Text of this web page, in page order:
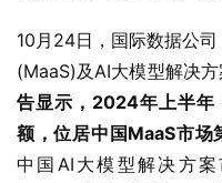
10月24日，国际数据公
(MaaS)及AI大模型解决
告显示，2024年上半
额，位居中国MaaS市场
中国AI大模型解决方